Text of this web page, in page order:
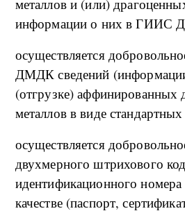
металлов и (или)
информации о них в ГИИС
осуществляется
ДМДК сведений
(отгрузке) аффинированных
металлов в виде
осуществляется
двухмерного штрихового
идентификационного
качестве (паспорт,